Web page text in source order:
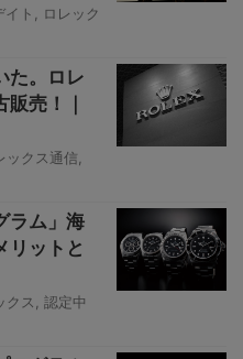
ト
ロレック
た。ロレ
売！｜
ックス通信
ラム」海
リットと
クス
認定中